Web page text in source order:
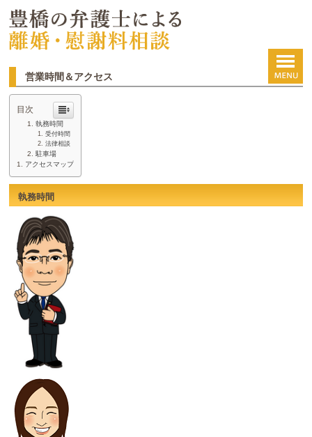
営業時間＆アクセス
目次
執務時間
受付時間
法律相談
駐車場
アクセスマップ
執務時間